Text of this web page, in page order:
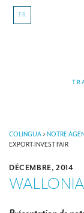
FR
À PROPOS
RSE
COLINGUA>NOTRE
EXPORT-INVEST FAIR
DÉCEMBRE, 2014